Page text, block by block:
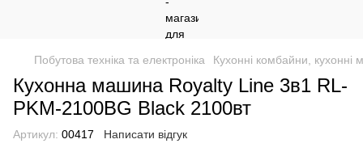
Побутова техніка та електроніка Кухонні комбайни, кухонні
Кухонна машина Royalty Line 3в1 RL-
PKM-2100BG Black 2100вт
Артикул: 00417 Написати відгук